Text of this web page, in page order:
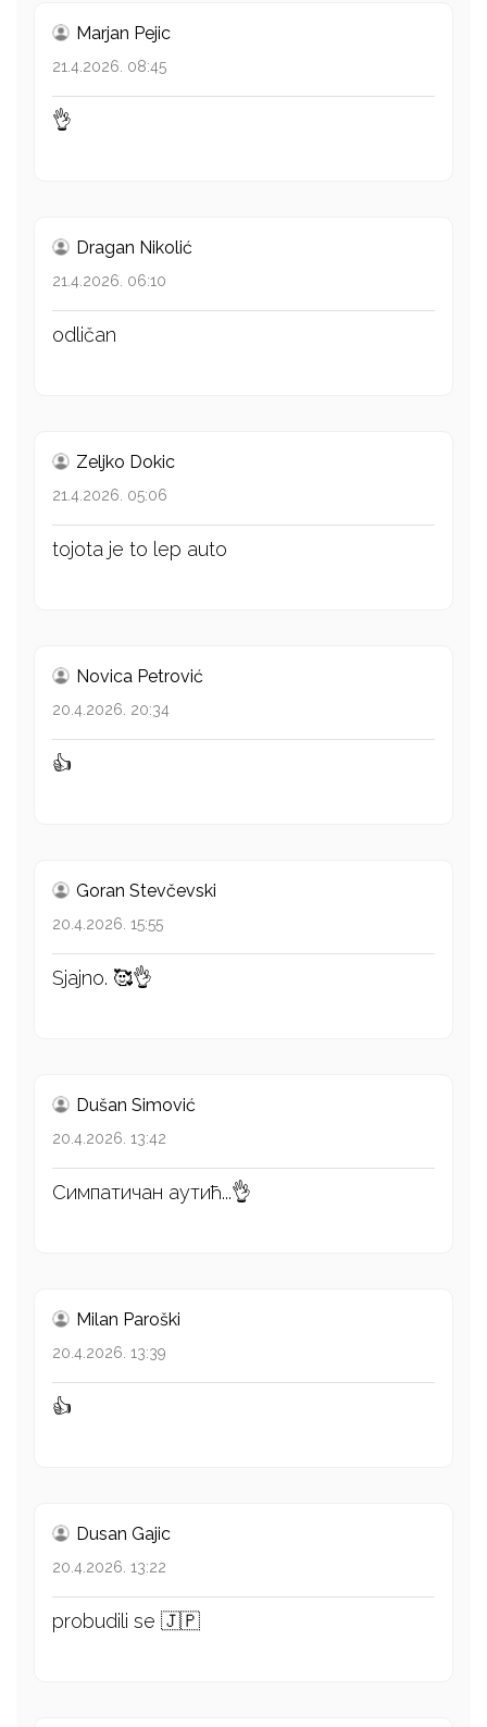
Marjan Pejic
21.4.2026. 08:45
👌
Dragan Nikolić
21.4.2026. 06:10
odličan
Zeljko Dokic
21.4.2026. 05:06
tojota je to lep auto
Novica Petrović
20.4.2026. 20:34
👍
Goran Stevčevski
20.4.2026. 15:55
Sjajno. 🥰👌
Dušan Simović
20.4.2026. 13:42
Симпатичан аутић...👌
Milan Paroški
20.4.2026. 13:39
👍
Dusan Gajic
20.4.2026. 13:22
probudili se 🇯🇵